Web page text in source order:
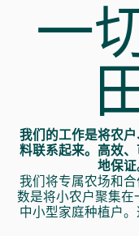
一
我们的工作是将农
料联系起来。高效
地保证
我们将专属农场和
数是将小农户聚集在
中小型家庭种植户